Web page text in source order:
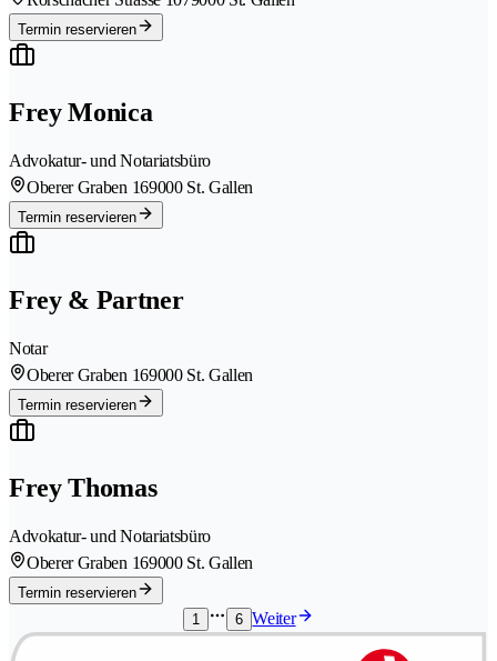
Termin reservieren
Frey Monica
Advokatur- und Notariatsbüro
Oberer Graben 169000 St. Gallen
Termin reservieren
Frey & Partner
Notar
Oberer Graben 169000 St. Gallen
Termin reservieren
Frey Thomas
Advokatur- und Notariatsbüro
Oberer Graben 169000 St. Gallen
Termin reservieren
1
6 Weiter